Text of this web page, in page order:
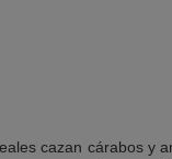
cazan cárabos y